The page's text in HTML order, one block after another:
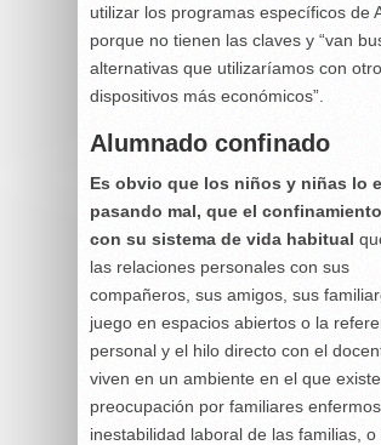
utilizar los programas específicos de
porque no tienen las claves y “van
alternativas que utilizaríamos con
dispositivos más económicos”.
Alumnado confinado
Es obvio que los niños y niñas lo
pasando mal, que el
con su sistema de vida habitual
las relaciones personales con sus
compañeros, sus amigos, sus
juego en espacios abiertos o la
personal y el hilo directo con el
viven en un ambiente en el que existe
preocupación por familiares enfermos,
inestabilidad laboral de las familias, o